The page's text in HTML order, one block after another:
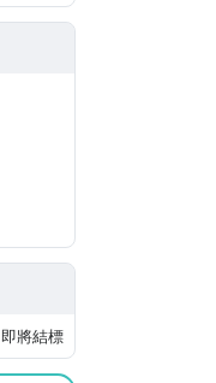
即將結標